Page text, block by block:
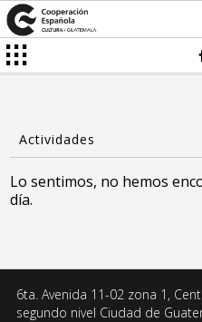
Lo sentimos, no hemos
día.
6ta. Avenida 11-02 zona 1,
segundo nivel Ciudad de